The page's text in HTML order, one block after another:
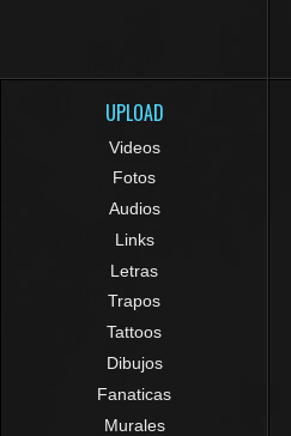
UPLOAD
Videos
Fotos
Audios
Links
Letras
Trapos
Tattoos
Dibujos
Fanaticas
Murales